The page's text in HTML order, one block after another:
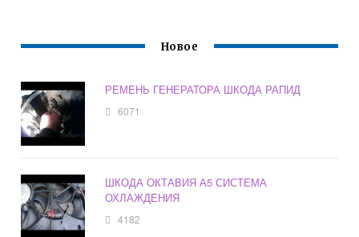
Новое
РЕМЕНЬ ГЕНЕРАТОРА ШКОДА РАПИД
6071
ШКОДА ОКТАВИЯ А5 СИСТЕМА
ОХЛАЖДЕНИЯ
4182